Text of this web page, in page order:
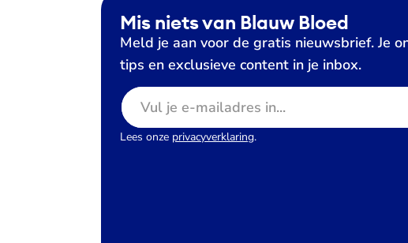
Mis niets van Blauw Bloed
Meld je aan voor de gratis nieuwsbrief. Je
tips en exclusieve content in je inbox.
E-mailadres
Lees onze privacyverklaring.